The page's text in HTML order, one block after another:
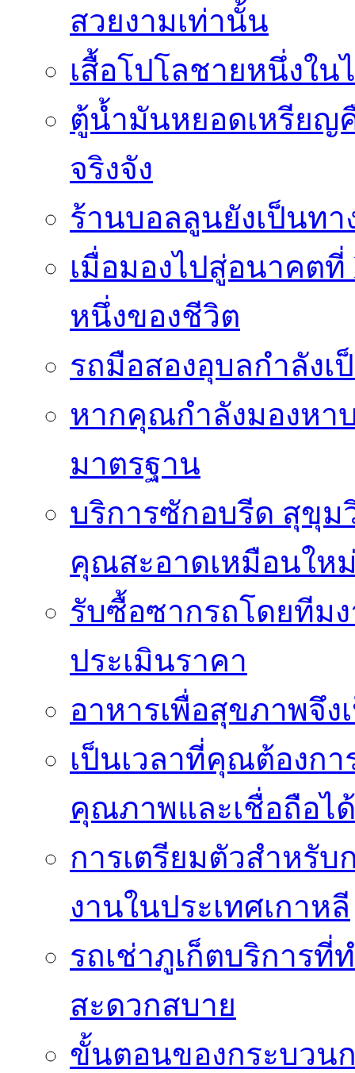
สวยงามเท่านั้น
เสื้อโปโลชายหนึ่งใ
ตู้น้ำมันหยอดเหรียญ
จริงจัง
ร้านบอลลูนยังเป็นทา
เมื่อมองไปสู่อนาคตที่
หนึ่งของชีวิต
รถมือสองอุบลกำลัง
หากคุณกำลังมองหา
มาตรฐาน
บริการซักอบรีด สุขุ
คุณสะอาดเหมือนให
รับซื้อซากรถโดยทีม
ประเมินราคา
อาหารเพื่อสุขภาพจึ
เป็นเวลาที่คุณต้องก
คุณภาพและเชื่อถือได้
การเตรียมตัวสำหรับ
งานในประเทศเกาหลี
รถเช่าภูเก็ตบริการ
สะดวกสบาย
ขั้นตอนของกระบวน